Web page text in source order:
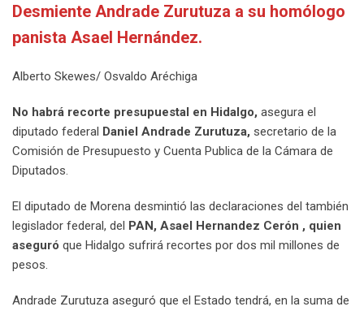
Desmiente Andrade Zurutuza a su homólogo
panista Asael Hernández.
Alberto Skewes/ Osvaldo Aréchiga
No habrá recorte presupuestal en Hidalgo, asegura el
diputado federal Daniel Andrade Zurutuza, secretario de la
Comisión de Presupuesto y Cuenta Publica de la Cámara de
Diputados.
El diputado de Morena desmintió las declaraciones del también
legislador federal, del PAN, Asael Hernandez Cerón , quien
aseguró que Hidalgo sufrirá recortes por dos mil millones de
pesos.
Andrade Zurutuza aseguró que el Estado tendrá, en la suma de